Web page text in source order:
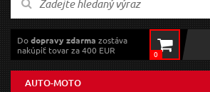
Dodopravy zdarma zostáva
nakúpiť tovar za 400 EUR
0
AUTO-MOTO